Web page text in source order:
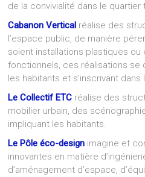
de la convivialité dans le quartier
Cabanon Vertical réalise des
l’espace public, de manière
soient installations plastiques
fonctionnels, ces réalisations
les habitants et s’inscrivant dans
Le Collectif ETC réalise des
mobilier urbain, des
impliquant les habitants.
Le Pôle éco-design imagine et
innovantes en matière
d’aménagement d’espace,